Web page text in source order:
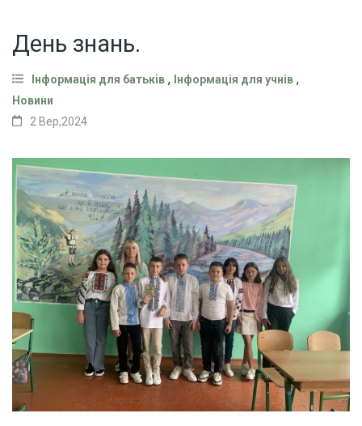
День знань.
Інформація для батьків , Інформація для учнів ,
Новини
2 Вер,2024